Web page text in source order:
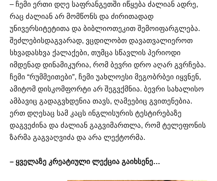
– ჩემი ერთი დღე საფრანგეთში იწყება ძალიან ადრე,
რაც ძალიან არ მომწონს და ძირითადად
უნივერსიტეტითა და ბიბლიოთეკით შემოიფარგლება.
შეძლებისდაგვარად, ვცდილობთ დავათვალიეროთ
სხვადასხვა ქალაქები, თუმცა სწავლის პერიოდი
იმდენად დინამიკურია, რომ ბევრი დრო აღარ გვრჩება.
ჩემი “რუმმეითები”, ჩემი უახლოესი მეგობრბეი იყვნენ,
ამიტომ დისკომფორტი არ შეგვქმნია. ბევრი სახალისო
ამბავიც გადაგვხდენია თავს, ღამეებიც გვითენებია.
ერთ დღესაც სამ კაცს ინგლისურის ტესტირებაზე
დაგვეძინა და ძალიან გაგვიმართლა, რომ ტელეფონის
ზარმა გაგვაღვიძა და არა ლექტორმა.
– ყველაზე კრეატიული ლექცია გაიხსენე…